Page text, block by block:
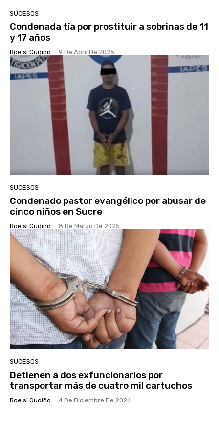
SUCESOS
Condenada tía por prostituir a sobrinas de 11
y 17 años
Roelsi Gudiño - 9 De Abril De 2025
SUCESOS
Condenado pastor evangélico por abusar de
cinco niños en Sucre
Roelsi Gudiño - 8 De Marzo De 2025
SUCESOS
Detienen a dos exfuncionarios por
transportar más de cuatro mil cartuchos
Roelsi Gudiño - 4 De Diciembre De 2024